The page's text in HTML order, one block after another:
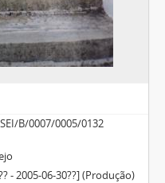
B/0007/0005/0132
- 2005-06-30??] (Produção)